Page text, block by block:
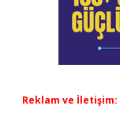
Reklam ve İletişim: